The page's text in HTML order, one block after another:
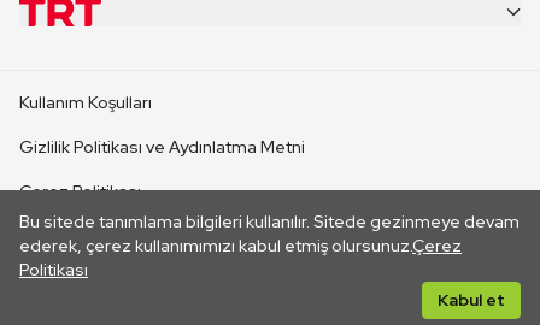
Bu sitede tanımlama bilgileri kullanılır. Sitede gezinmeye devam
ederek, çerez kullanımımızı kabul etmiş olursunuz.Çerez
Politikası
Kabul et
CANLI YAYINLAR
Kullanım Koşulları
Gizlilik Politikası ve Aydınlatma Metni
Çerez Politikası
İletişim
Her hakkı saklıdır. ©2026 TRT. Bağlantı yoluyla gidilen dış